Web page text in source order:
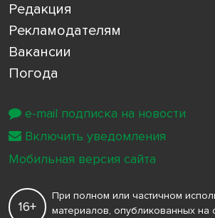
Редакция
Рекламодателям
Вакансии
Погода
16+
При полном или частичном
материалов, опубликованных на
e-mail подписка на новости
Включить уведомления
Мобильная версия сайта